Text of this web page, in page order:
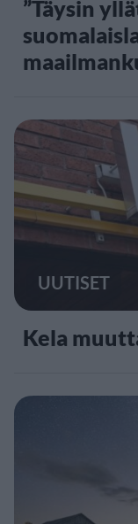
”Täysin
UUTISET
Kela